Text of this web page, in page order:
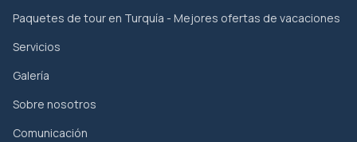
Paquetes de tour en Turquía - Mejores ofertas de vacaciones
Servicios
Galería
Sobre nosotros
Comunicación